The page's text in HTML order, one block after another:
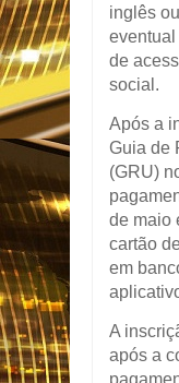
inglês
de
social.
Após a
Guia de
(GRU)
de maio
cartão
em
A
após a